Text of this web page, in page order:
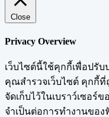
Close
Privacy Overview
เว็บไซต์นี้ใช้คุกกี้เพื่อปรั
คุณสำรวจเว็บไซต์ คุกกี้
จัดเก็บไว้ในเบราว์เซอร์
จำเป็นต่อการทำงานของ